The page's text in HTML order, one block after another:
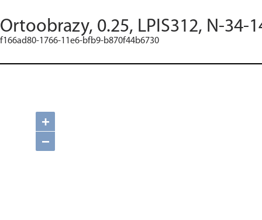
Ortoobrazy, 0.25, LPIS312, N-34-
f166ad80-1766-11e6-bfb9-b870f44b6730
+
−